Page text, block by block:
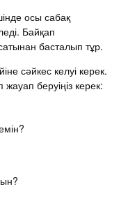
осы сабақ
Байқап
басталып тұр.
сәйкес келуі керек.
жауап беруіңіз керек: